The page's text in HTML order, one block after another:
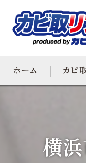
ホーム カビ
カビ除去
横